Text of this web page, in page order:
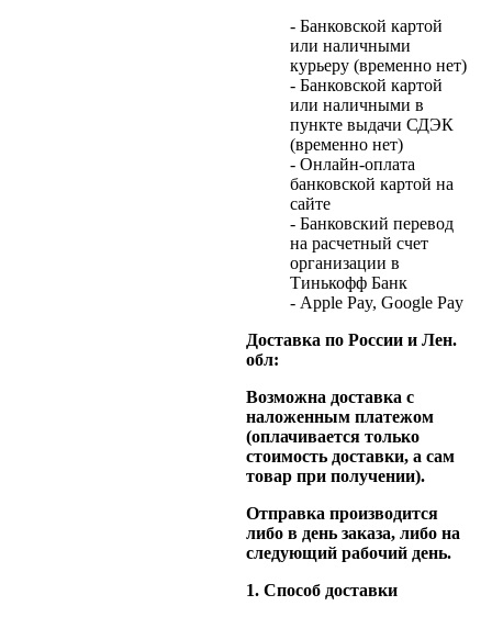
- Банковской картой
или наличными
курьеру (временно нет)
- Банковской картой
или наличными в
пункте выдачи СДЭК
(временно нет)
- Онлайн-оплата
банковской картой на
сайте
- Банковский перевод
на расчетный счет
организации в
Тинькофф Банк
- Apple Pay, Google Pay
Доставка по России и Лен.
обл:
Возможна доставка с
наложенным платежом
(оплачивается только
стоимость доставки, а сам
товар при получении).
Отправка производится
либо в день заказа, либо на
следующий рабочий день.
1. Способ доставки